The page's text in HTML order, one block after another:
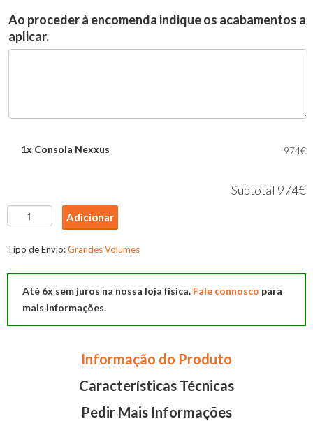
Ao proceder à encomenda indique os acabamentos a
aplicar.
1x Consola Nexxus 974€
Subtotal 974€
Quantidade
de
Consola
Adicionar
Tipo de Envio:Grandes Volumes
Até 6x sem juros na nossa loja física. Fale connosco para
mais informações.
Informação do Produto
Características Técnicas
Pedir Mais Informações